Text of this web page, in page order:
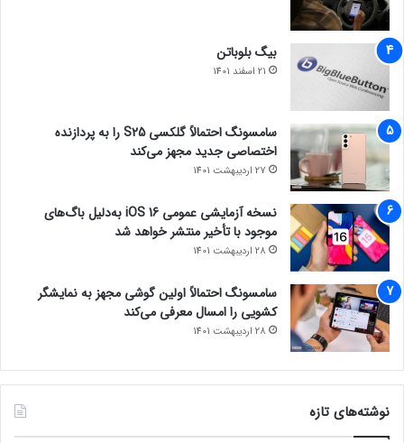
بیگ بلوباتن
21 اسفند 1401
سامسونگ احتمالاً گلکسی S25 را به پردازنده
اختصاصی جدید مجهز می‌کند
27 اردیبهشت 1401
نسخه آزمایشی عمومی iOS 16 به‌دلیل باگ‌های
موجود با تأخیر منتشر خواهد شد
28 اردیبهشت 1401
سامسونگ احتمالاً اولین گوشی مجهز به نمایشگر
کشویی را امسال معرفی می‌کند
28 اردیبهشت 1401
نوشته‌های تازه